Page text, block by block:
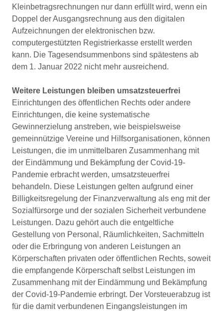
Kleinbetragsrechnungen nur dann erfüllt wird, wenn ein
Doppel der Ausgangsrechnung aus den digitalen
Aufzeichnungen der elektronischen bzw.
computergestützten Registrierkasse erstellt werden
kann. Die Tagesendsummenbons sind spätestens ab
dem 1. Januar 2022 nicht mehr ausreichend.
Weitere Leistungen bleiben umsatzsteuerfrei
Einrichtungen des öffentlichen Rechts oder andere
Einrichtungen, die keine systematische
Gewinnerzielung anstreben, wie beispielsweise
gemeinnützige Vereine und Hilfsorganisationen, können
Leistungen, die im unmittelbaren Zusammenhang mit
der Eindämmung und Bekämpfung der Covid-19-
Pandemie erbracht werden, umsatzsteuerfrei
behandeln. Diese Leistungen gelten aufgrund einer
Billigkeitsregelung der Finanzverwaltung als eng mit der
Sozialfürsorge und der sozialen Sicherheit verbundene
Leistungen. Dazu gehört auch die entgeltliche
Gestellung von Personal, Räumlichkeiten, Sachmitteln
oder die Erbringung von anderen Leistungen an
Körperschaften privaten oder öffentlichen Rechts, soweit
die empfangende Körperschaft selbst Leistungen im
Zusammenhang mit der Eindämmung und Bekämpfung
der Covid-19-Pandemie erbringt. Der Vorsteuerabzug ist
für die damit verbundenen Eingangsleistungen im